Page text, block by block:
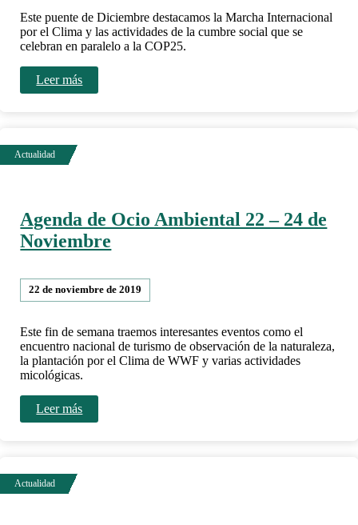
Este puente de Diciembre destacamos la Marcha Internacional
por el Clima y las actividades de la cumbre social que se
celebran en paralelo a la COP25.
Leer más
Agenda de Ocio Ambiental 22 – 24 de
Noviembre
22 de noviembre de 2019
Este fin de semana traemos interesantes eventos como el
encuentro nacional de turismo de observación de la naturaleza,
la plantación por el Clima de WWF y varias actividades
micológicas.
Leer más